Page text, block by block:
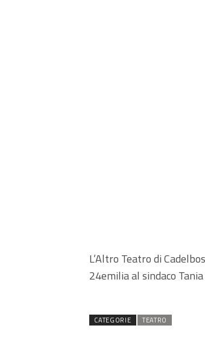
L’Altro Teatro di
24emilia al sindaco
CATEGORIE TEATRO